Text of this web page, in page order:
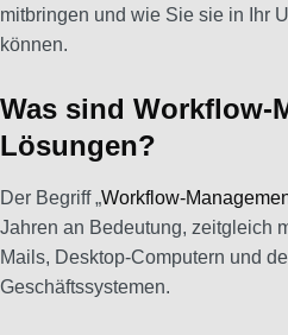
mitbringen und wie Sie sie in Ihr
können.
Was sind Workflow-
Lösungen?
Der Begriff „Workflow-
Jahren an Bedeutung, zeitgleich
Mails, Desktop-Computern und
Geschäftssystemen.